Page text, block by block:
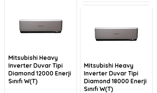
Mitsubishi Heavy
Inverter Duvar Tipi
Diamond 12000 Enerji
Sınıfı W(T)
Mitsubishi Heavy
Inverter Duvar Tipi
Diamond 18000 Enerji
Sınıfı W(T)